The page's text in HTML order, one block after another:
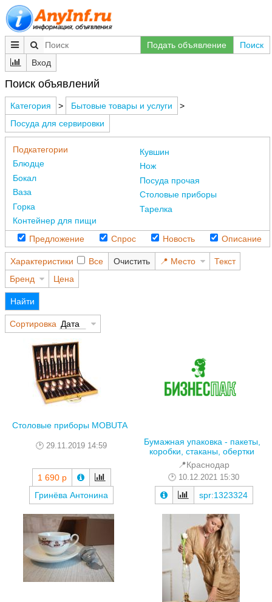
Подать объявление
Поиск
Вход
Поиск объявлений
Категория > Бытовые товары и услуги
>
Посуда для сервировки
Подкатегории
Блюдце
Бокал
Ваза
Горка
Контейнер для пищи
Кувшин
Нож
Посуда прочая
Столовые приборы
Тарелка
Предложение Спрос Новость Описание
Характеристики Все Очистить Место
Текст
Бренд
Цена
Найти
Сортировка Дата
Столовые приборы MOBUTA
29.11.2019 14:59
1 690 р
Гринёва Антонина
Бумажная упаковка - пакеты,
коробки, стаканы, обертки
📍Краснодар
10.12.2021 15:30
spr:1323324